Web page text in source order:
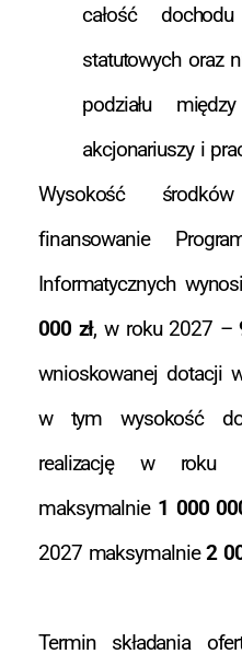
całość
statutowych oraz
podziału
akcjonariuszy i
Wysokość
finansowanie
Informatycznych
000 zł, w roku 2027 –
wnioskowanej dotacji
w tym wysokość
realizację w roku
maksymalnie 1 000
2027 maksymalnie2
Termin składania